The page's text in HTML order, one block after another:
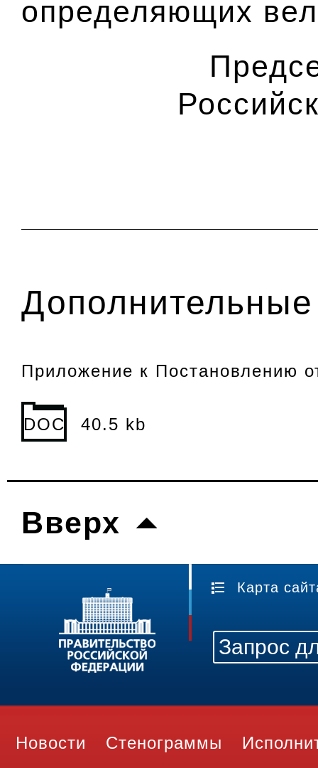
определяющих
Приложение к Постановлению
DOC 40.5 kb
Вверх
Карта
Новости Стенограммы